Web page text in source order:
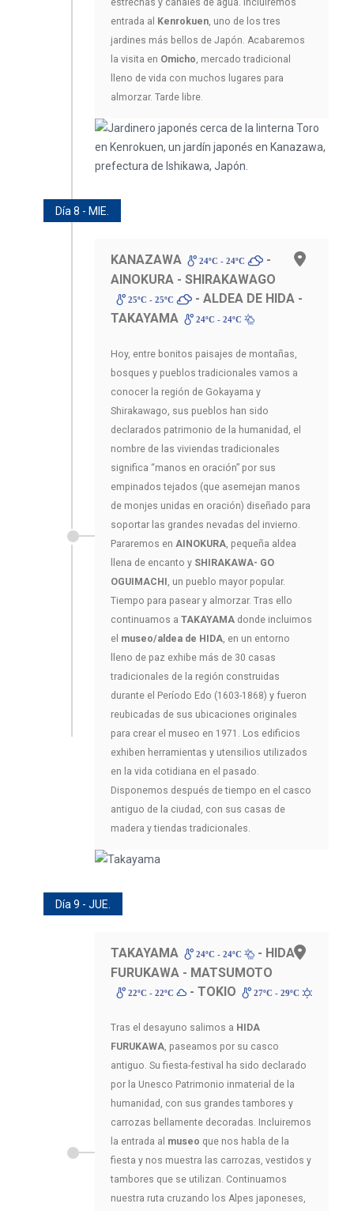
estrechas y canales de agua. Incluiremos
entrada al
Kenrokuen, uno de los tres
jardines más bellos de Japón. Acabaremos
la visita en Omicho, mercado tradicional
lleno de vida con muchos lugares para
almorzar. Tarde libre.
Día 8 - MIE.
KANAZAWA 24ºC - 24ºC
-
AINOKURA - SHIRAKAWAGO
25ºC - 25ºC
- ALDEA DE HIDA -
TAKAYAMA
24ºC - 24ºC
Hoy, entre bonitos paisajes de montañas,
bosques y pueblos tradicionales vamos a
conocer la región de Gokayama y
Shirakawago, sus pueblos han sido
declarados patrimonio de la humanidad, el
nombre de las viviendas tradicionales
significa “manos en oración” por sus
empinados tejados (que asemejan manos
de monjes unidas en oración) diseñado para
soportar las grandes nevadas del invierno.
Pararemos en AINOKURA, pequeña aldea
llena de encanto y SHIRAKAWA- GO
OGUIMACHI , un pueblo mayor popular.
Tiempo para pasear y almorzar. Tras ello
continuamos a TAKAYAMA donde incluimos
el museo/aldea de HIDA, en un entorno
lleno de paz exhibe más de 30 casas
tradicionales de la región construidas
durante el Período Edo (1603-1868) y fueron
reubicadas de sus ubicaciones originales
para crear el museo en 1971. Los edificios
exhiben herramientas y utensilios utilizados
en la vida cotidiana en el pasado.
Disponemos después de tiempo en el casco
antiguo de la ciudad, con sus casas de
madera y tiendas tradicionales.
Día 9 - JUE.
TAKAYAMA 24ºC - 24ºC
- HIDA
FURUKAWA - MATSUMOTO
22ºC - 22ºC - TOKIO 27ºC - 29ºC
Tras el desayuno salimos a HIDA
FURUKAWA, paseamos por su casco
antiguo. Su fiesta-festival ha sido declarado
por la Unesco Patrimonio inmaterial de la
humanidad, con sus grandes tambores y
carrozas bellamente decoradas. Incluiremos
la entrada al museo que nos habla de la
fiesta y nos muestra las carrozas, vestidos y
tambores que se utilizan. Continuamos
nuestra ruta cruzando los Alpes japoneses,